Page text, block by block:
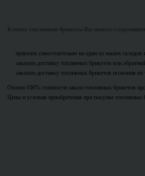
Купить топливные брикеты Вы можете
приехать самостоятельно на один из наших складов
заказать доставку топливных брикетов или
заказать доставку топливных брикетов позвонив
Оплата 100% стоимости заказа топливных брикетов
Цены и условия приобретения при покупке